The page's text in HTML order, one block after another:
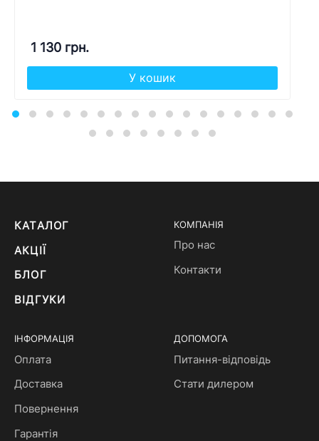
1 130 грн.
У кошик
КАТАЛОГ
АКЦІЇ
БЛОГ
ВІДГУКИ
КОМПАНІЯ
Про нас
Контакти
ІНФОРМАЦІЯ
Оплата
Доставка
Повернення
Гарантія
ДОПОМОГА
Питання-відповідь
Стати дилером